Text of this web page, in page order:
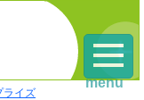
ライズ
menu